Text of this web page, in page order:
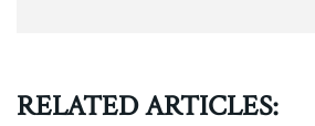
RELATED ARTICLES: